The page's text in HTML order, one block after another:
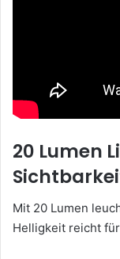
20 Lumen
Mit 20 Lumen
Helligkeit reicht